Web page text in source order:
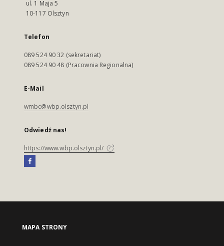
ul. 1 Maja 5
10-117 Olsztyn
Telefon
089 524 90 32 (sekretariat)
089 524 90 48 (Pracownia Regionalna)
E-Mail
wmbc@wbp.olsztyn.pl
Odwiedź nas!
https://www.wbp.olsztyn.pl/
MAPA STRONY